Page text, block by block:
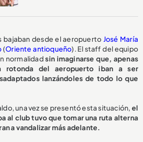
bajaban desde el aeropuerto José María
(Oriente antioqueño). El staff del equipo
normalidadsin imaginarse que, apenas
rotonda del aeropuerto iban a ser
lanzándoles de todo lo que
una vez se presentó esta situación, el
al club tuvo que tomar una ruta alterna
a vandalizar más adelante.